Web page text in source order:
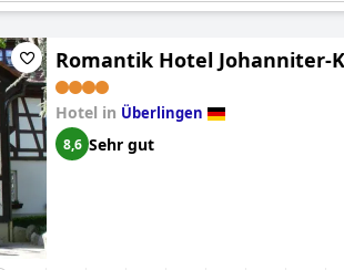
Romantik Hotel Johanniter-
Hotel in Überlingen
8,6 Sehr gut